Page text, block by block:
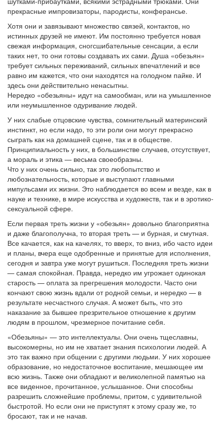
прекрасные импровизаторы, пародисты, конферансье.
Хотя они и завязывают множество связей, контактов, но
истинных друзей не имеют. Им постоянно требуется новая
свежая информация, сногсшибательные сенсации, а если
таких нет, то они готовы создавать их сами. Душа «обезьян»
требует сильных переживаний, сильных впечатлений и все
равно им кажется, что они находятся на голодном пайке. И
здесь они действительно ненасытны.
Нередко «обезьяны» идут на самообман, или на умышленное
или неумышленное одуривание людей.
У них слабые отцовские чувства, сомнительный материнский
инстинкт, но если надо, то эти роли они могут прекрасно
сыграть как на домашней сцене, так и в обществе.
Принципиальность у них, в большинстве случаев, отсутствует,
а мораль и этика — весьма своеобразны.
Что у них очень сильно, так это любопытство и
любознательность, которые и выступают главными
импульсами их жизни. Это наблюдается во всем и везде, как в
науке и технике, в мире искусства и художеств, так и в эротико-
сексуальной сфере.
Если первая треть жизни у «обезьян» довольно благоприятна
и даже благополучна, то вторая треть — и бурная, и смутная.
Все качается, как на качелях, то вверх, то вниз, ибо часто идеи
и планы, вчера еще одобренные и принятые для исполнения,
сегодня и завтра уже могут рушиться. Последняя треть жизни
— самая спокойная. Правда, нередко им угрожает одинокая
старость — оплата за прегрешения молодости. Часто они
кончают свою жизнь вдали от родной семьи, и нередко — в
результате несчастного случая. А может быть, что это
наказание за бывшее презрительное отношение к другим
людям в прошлом, чрезмерное почитание себя.
«Обезьяны» — это интеллектуалы. Они очень тщеславны,
высокомерны, но им не хватает знания психологии людей. А
это так важно при общении с другими людьми. У них хорошее
образование, но недостаточное воспитание, мешающее им
всю жизнь. Также они обладают и великолепной памятью на
все виденное, прочитанное, услышанное. Они способны
разрешить сложнейшие проблемы, притом, с удивительной
быстротой. Но если они не приступят к этому сразу же, то
бросают, так и не начав.